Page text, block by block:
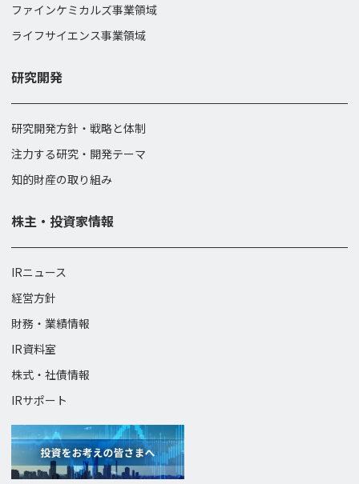
ファインケミカルズ事業領域
ライフサイエンス事業領域
研究開発
研究開発方針・戦略と体制
注力する研究・開発テーマ
知的財産の取り組み
株主・投資家情報
IRニュース
経営方針
財務・業績情報
IR資料室
株式・社債情報
IRサポート